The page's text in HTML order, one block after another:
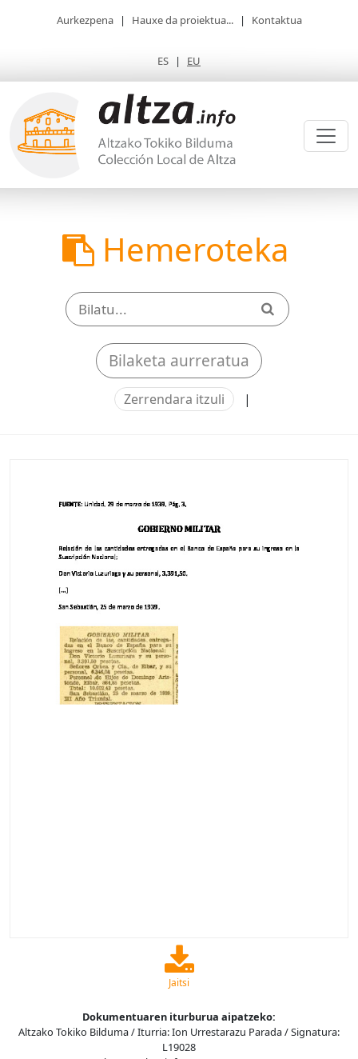
Aurkezpena | Hauxe da proiektua... | Kontaktua
ES | EU
Hemeroteka
Bilaketa aurreratua
Zerrendara itzuli |
Jaitsi
Dokumentuaren iturburua aipatzeko:
Altzako Tokiko Bilduma / Iturria: Ion Urrestarazu Parada / Signatura:
L19028